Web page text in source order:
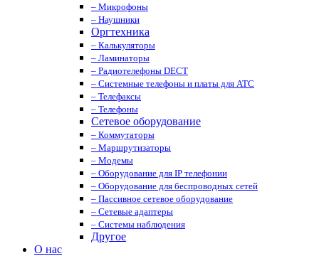
– Микрофоны
– Наушники
Оргтехника
– Калькуляторы
– Ламинаторы
– Радиотелефоны DECT
– Системные телефоны и платы для АТС
– Телефаксы
– Телефоны
Сетевое оборудование
– Коммутаторы
– Маршрутизаторы
– Модемы
– Оборудование для IP телефонии
– Оборудование для беспроводных сетей
– Пассивное сетевое оборудование
– Сетевые адаптеры
– Системы наблюдения
Другое
О нас